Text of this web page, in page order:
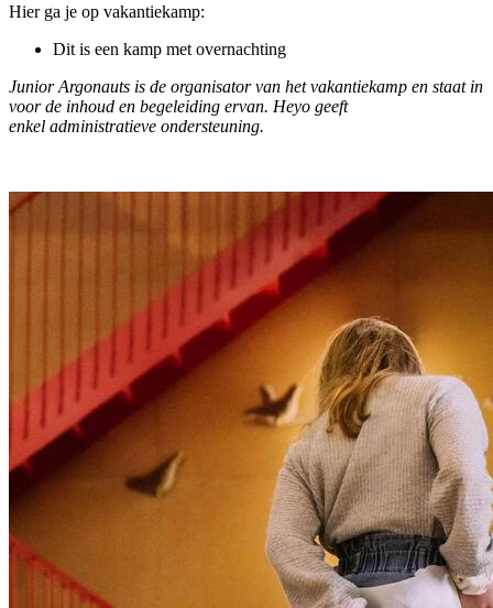
Hier ga je op vakantiekamp:
Dit is een kamp met overnachting
Junior Argonauts is de organisator van het vakantiekamp en staat in
voor de inhoud en begeleiding ervan. Heyo geeft
enkel administratieve ondersteuning.